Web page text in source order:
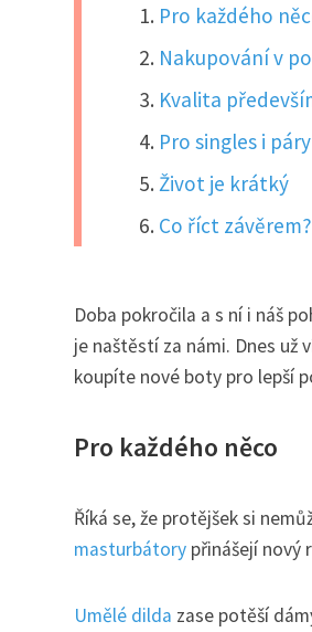
Pro každého
Nakupování v
Kvalita
Pro singles i páry
Život je krátký
Co říct závěrem?
Doba pokročila a s ní i náš
je naštěstí za námi. Dnes už
koupíte nové boty pro lepší
Pro každého něco
Říká se, že protějšek si
masturbátory přinášejí nový
Umělé dilda zase potěší